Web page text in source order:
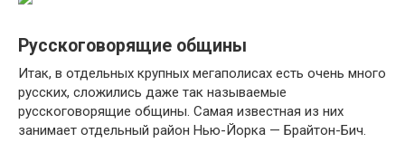
Русскоговорящие общины
Итак, в отдельных крупных мегаполисах есть очень много
русских, сложились даже так называемые
русскоговорящие общины. Самая известная из них
занимает отдельный район Нью-Йорка — Брайтон-Бич.